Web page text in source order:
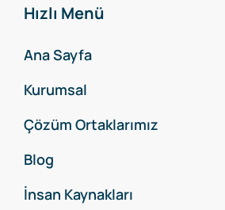
Hızlı Menü
Ana Sayfa
Kurumsal
Çözüm Ortaklarımız
Blog
İnsan Kaynakları